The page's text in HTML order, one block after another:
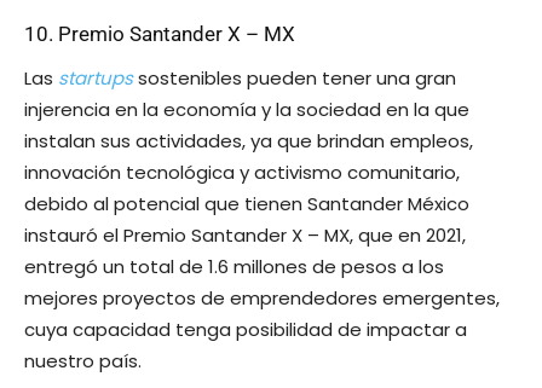
10. Premio Santander X – MX
Las startupssostenibles pueden tener una gran
injerencia en la economía y la sociedad en la que
instalan sus actividades, ya que brindan empleos,
innovación tecnológica y activismo comunitario,
debido al potencial que tienen Santander México
instauró el Premio Santander X – MX, que en 2021,
entregó un total de 1.6 millones de pesos a los
mejores proyectos de emprendedores emergentes,
cuya capacidad tenga posibilidad de impactar a
nuestro país.